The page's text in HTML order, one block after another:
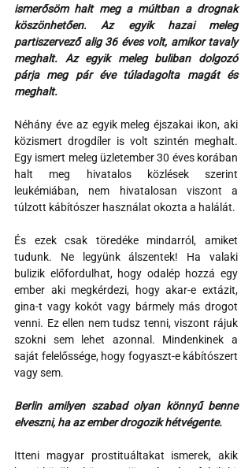
ismerősöm halt meg a múltban a drognak
köszönhetően. Az egyik hazai meleg
partiszervező alig 36 éves volt, amikor tavaly
meghalt. Az egyik meleg buliban dolgozó
párja meg pár éve túladagolta magát és
meghalt.
Néhány éve az egyik meleg éjszakai ikon, aki
közismert drogdíler is volt szintén meghalt.
Egy ismert meleg üzletember 30 éves korában
halt meg hivatalos közlések szerint
leukémiában, nem hivatalosan viszont a
túlzott kábítószer használat okozta a halálát.
És ezek csak töredéke mindarról, amiket
tudunk. Ne legyünk álszentek! Ha valaki
bulizik előfordulhat, hogy odalép hozzá egy
ember aki megkérdezi, hogy akar-e extázit,
gina-t vagy kokót vagy bármely más drogot
venni. Ez ellen nem tudsz tenni, viszont rájuk
szokni sem lehet azonnal. Mindenkinek a
saját felelőssége, hogy fogyaszt-e kábítószert
vagy sem.
Berlin amilyen szabad olyan könnyű benne
elveszni, ha az ember drogozik hétvégente.
Itteni magyar prostituáltakat ismerek, akik